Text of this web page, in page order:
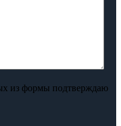
из формы подтверждаю